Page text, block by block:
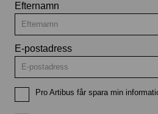
Efternamn
E-postadress
Pro Artibus får spara min